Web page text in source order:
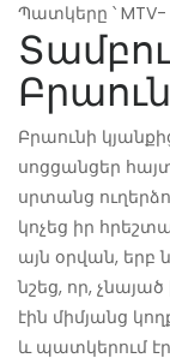
Պատկերը ՝ MTV-
Բրաունի
սոցցանցեր
սրտանց
կոչեց իր
այն օրվան,
նշեց, որ,
էին միմյանց
և պատկերում